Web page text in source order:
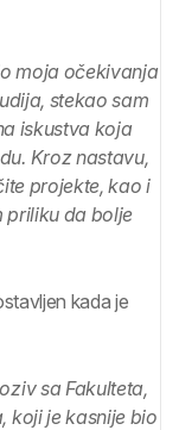
moja očekivanja
stekao sam
iskustva koja
Kroz nastavu,
projekte, kao i
priliku da bolje
kada je
sa Fakulteta,
koji je kasnije bio